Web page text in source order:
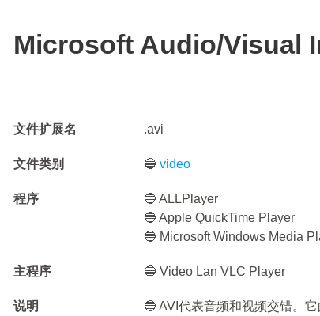
Microsoft Audio/Visual
文件扩展名 .avi
文件类别 🔵video
程序
🔵 ALLPlayer
🔵 Apple QuickTime Player
🔵 Microsoft Windows Media
主程序 🔵 Video Lan VLC Player
说明
🔵 AVI代表音频和视频交错。